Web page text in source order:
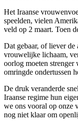
Het Iraanse
speelden, vielen
veld op 2 maart. Toen
Dat gebaar, of liever de
vrouwelijke lichaam,
oorlog moeten strenger
omringde ondertussen
De druk veranderde
Iraanse regime hun
we ons vooral op onze
nog niet klaar om